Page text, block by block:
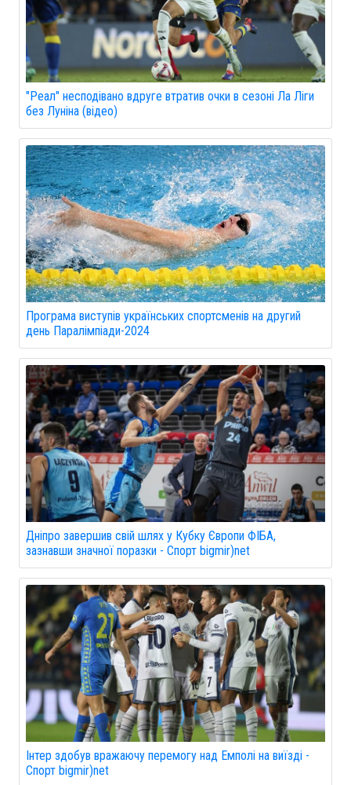
"Реал" несподівано вдруге втратив очки в сезоні Ла Ліги
без Луніна (відео)
Програма виступів українських спортсменів на другий
день Паралімпіади-2024
Дніпро завершив свій шлях у Кубку Європи ФІБА,
зазнавши значної поразки - Спорт bigmir)net
Інтер здобув вражаючу перемогу над Емполі на виїзді -
Спорт bigmir)net